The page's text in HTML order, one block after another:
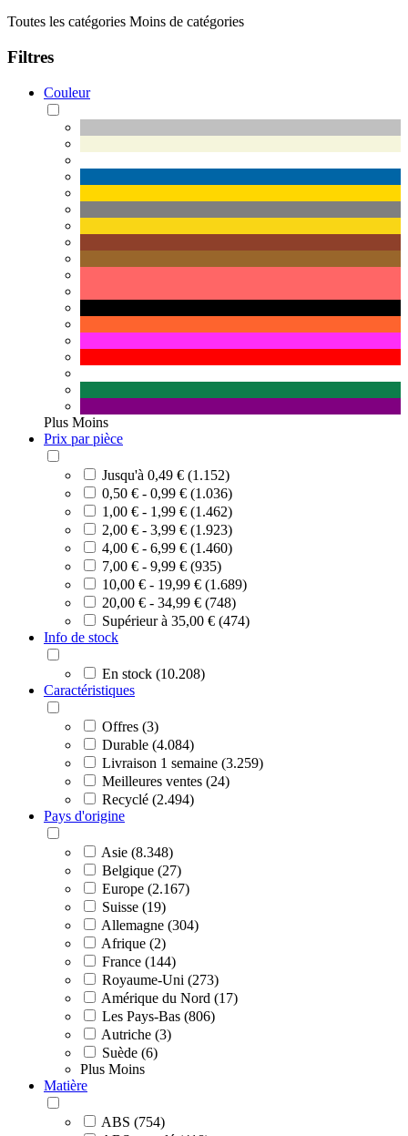
Toutes les catégories Moins de catégories
Filtres
Couleur
Plus Moins
Prix par pièce
Jusqu'à 0,49 € (1.152)
0,50 € - 0,99 € (1.036)
1,00 € - 1,99 € (1.462)
2,00 € - 3,99 € (1.923)
4,00 € - 6,99 € (1.460)
7,00 € - 9,99 € (935)
10,00 € - 19,99 € (1.689)
20,00 € - 34,99 € (748)
Supérieur à 35,00 € (474)
Info de stock
En stock (10.208)
Caractéristiques
Offres (3)
Durable (4.084)
Livraison 1 semaine (3.259)
Meilleures ventes (24)
Recyclé (2.494)
Pays d'origine
Asie (8.348)
Belgique (27)
Europe (2.167)
Suisse (19)
Allemagne (304)
Afrique (2)
France (144)
Royaume-Uni (273)
Amérique du Nord (17)
Les Pays-Bas (806)
Autriche (3)
Suède (6)
Plus Moins
Matière
ABS (754)